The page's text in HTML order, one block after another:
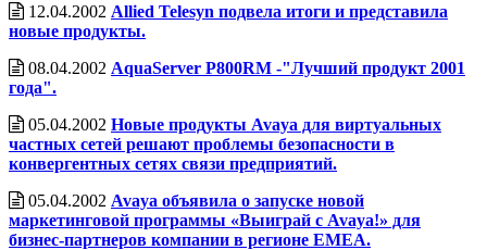
12.04.2002 Allied Telesyn подвела итоги и представила
новые продукты.
08.04.2002 AquaServer P800RM -"Лучший продукт 2001
года".
05.04.2002 Новые продукты Avaya для виртуальных
частных сетей решают проблемы безопасности в
конвергентных сетях связи предприятий.
05.04.2002 Avaya объявила о запуске новой
маркетинговой программы «Выиграй с Avaya!» для
бизнес-партнеров компании в регионе EMEA.